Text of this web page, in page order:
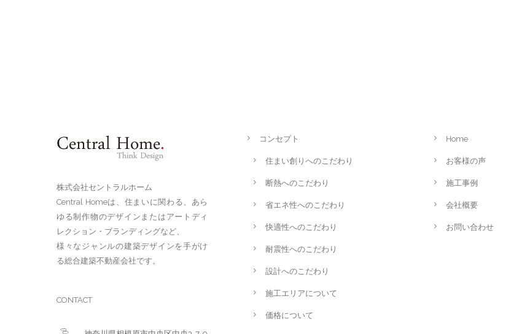
株式会社セントラルホーム
Central Homeは、住まいに関わる、あら
ゆる制作物のデザインまたはアートディ
レクション・ブランディングなど、
様々なジャンルの建築デザインを手がけ
る総合建築不動産会社です。
CONTACT
コンセプト
住まい創りへのこだわり
断熱へのこだわり
省エネ性へのこだわり
快適性へのこだわり
耐震性へのこだわり
設計へのこだわり
施工エリアについて
価格について
Home
お客様の声
施工事例
会社概要
お問い合わせ